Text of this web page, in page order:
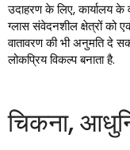
उदाहरण के लिए, कार्यालय के
ग्लास संवेदनशील क्षेत्रों को
वातावरण की भी अनुमति दे
लोकप्रिय विकल्प बनाता है.
चिकना,